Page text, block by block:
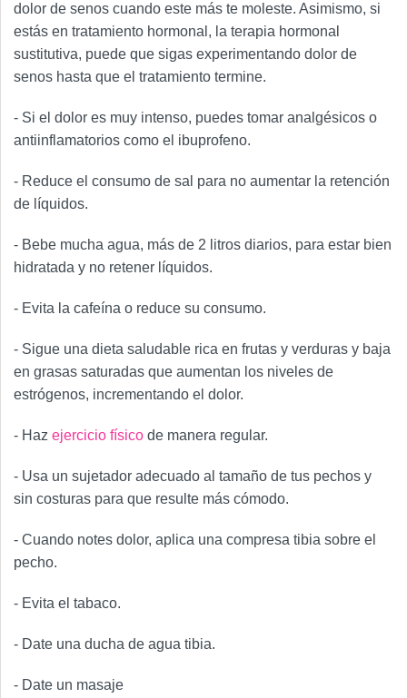
dolor de senos cuando este más te moleste. Asimismo, si
estás en tratamiento hormonal, la terapia hormonal
sustitutiva, puede que sigas experimentando dolor de
senos hasta que el tratamiento termine.
- Si el dolor es muy intenso, puedes tomar analgésicos o
antiinflamatorios como el ibuprofeno.
- Reduce el consumo de sal para no aumentar la retención
de líquidos.
- Bebe mucha agua, más de 2 litros diarios, para estar bien
hidratada y no retener líquidos.
- Evita la cafeína o reduce su consumo.
- Sigue una dieta saludable rica en frutas y verduras y baja
en grasas saturadas que aumentan los niveles de
estrógenos, incrementando el dolor.
- Haz ejercicio físico de manera regular.
- Usa un sujetador adecuado al tamaño de tus pechos y
sin costuras para que resulte más cómodo.
- Cuando notes dolor, aplica una compresa tibia sobre el
pecho.
- Evita el tabaco.
- Date una ducha de agua tibia.
- Date un masaje